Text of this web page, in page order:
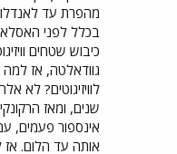
מהפרת עד
בכלל לפני
כיבוש שטחים
גוודאלטה, אז
לוויזיגוטים? לא
שנים, ומאז
אינספור פעמים,
אותה עד הלום. אז